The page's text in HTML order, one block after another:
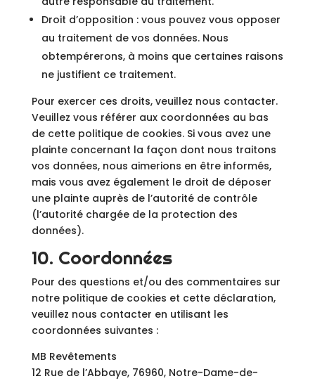
Droit d’opposition : vous pouvez vous opposer
au traitement de vos données. Nous
obtempérerons, à moins que certaines raisons
ne justifient ce traitement.
Pour exercer ces droits, veuillez nous contacter.
Veuillez vous référer aux coordonnées au bas
de cette politique de cookies. Si vous avez une
plainte concernant la façon dont nous traitons
vos données, nous aimerions en être informés,
mais vous avez également le droit de déposer
une plainte auprès de l’autorité de contrôle
(l’autorité chargée de la protection des
données).
10. Coordonnées
Pour des questions et/ou des commentaires sur
notre politique de cookies et cette déclaration,
veuillez nous contacter en utilisant les
coordonnées suivantes :
MB Revêtements
12 Rue de l’Abbaye, 76960, Notre-Dame-de-